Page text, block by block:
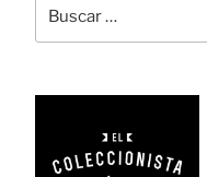
por: